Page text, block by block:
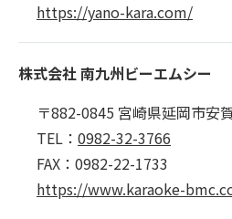
https://yano-kara.com/
株式会社 南九州ビーエムシー
〒882-0845 宮崎県延岡市安
TEL： 0982-32-3766
FAX：0982-22-1733
https://www.karaoke-